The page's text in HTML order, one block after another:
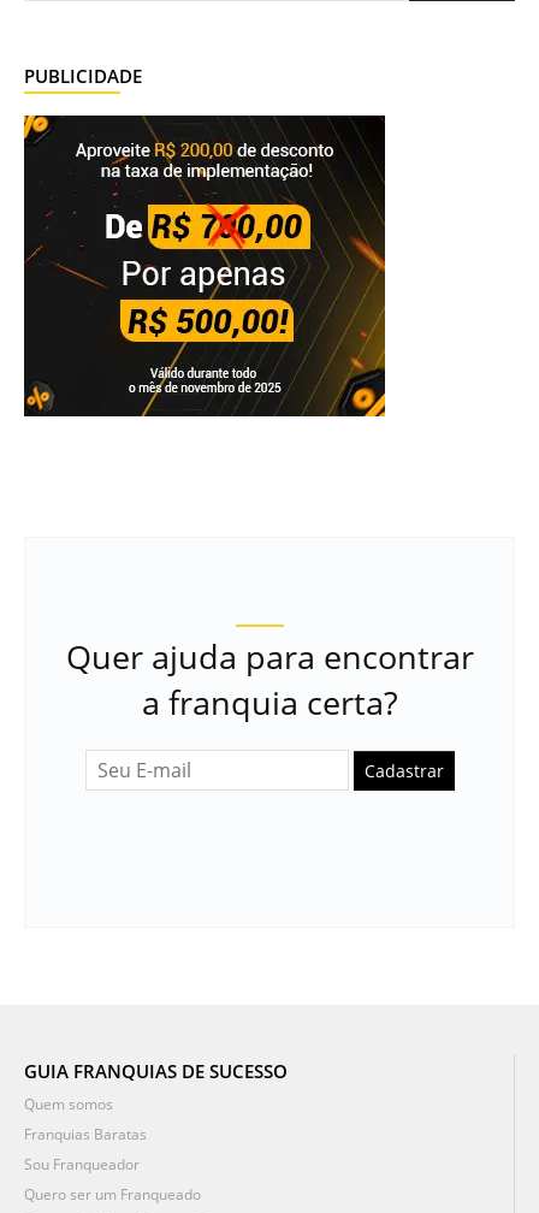
PUBLICIDADE
Quer ajuda para encontrar
a franquia certa?
Cadastrar
GUIA FRANQUIAS DE SUCESSO
Quem somos
Franquias Baratas
Sou Franqueador
Quero ser um Franqueado